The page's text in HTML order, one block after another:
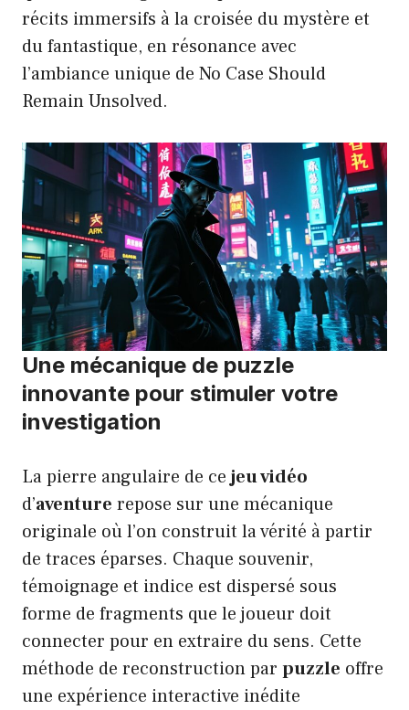
récits immersifs à la croisée du mystère et
du fantastique, en résonance avec
l’ambiance unique de No Case Should
Remain Unsolved.
Une mécanique de puzzle
innovante pour stimuler votre
investigation
La pierre angulaire de cejeu vidéo
d’aventure repose sur une mécanique
originale où l’on construit la vérité à partir
de traces éparses. Chaque souvenir,
témoignage et indice est dispersé sous
forme de fragments que le joueur doit
connecter pour en extraire du sens. Cette
méthode de reconstruction par puzzle offre
une expérience interactive inédite